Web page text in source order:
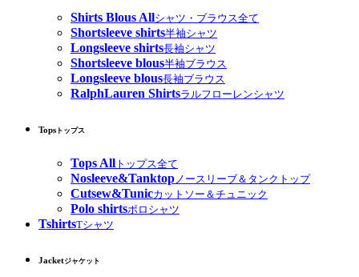
Shirts Blous Allシャツ・ブラウス全て
Shortsleeve shirts半袖シャツ
Longsleeve shirts長袖シャツ
Shortsleeve blous半袖ブラウス
Longsleeve blous長袖ブラウス
RalphLauren Shirtsラルフローレンシャツ
Tops トップス
Tops All トップス全て
Nosleeve&Tanktopノースリーブ＆タンクトップ
Cutsew&Tunicカットソー＆チュニック
Polo shirtsポロシャツ
TshirtsTシャツ
Jacketジャケット